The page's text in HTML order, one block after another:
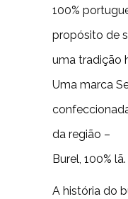
100%
propósito de
uma tradição
Uma marca
da região –
Burel, 100% lã.
A história do